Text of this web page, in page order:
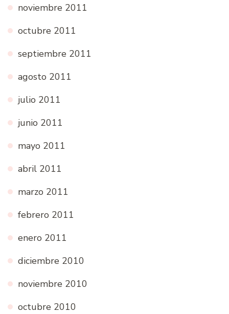
noviembre 2011
octubre 2011
septiembre 2011
agosto 2011
julio 2011
junio 2011
mayo 2011
abril 2011
marzo 2011
febrero 2011
enero 2011
diciembre 2010
noviembre 2010
octubre 2010